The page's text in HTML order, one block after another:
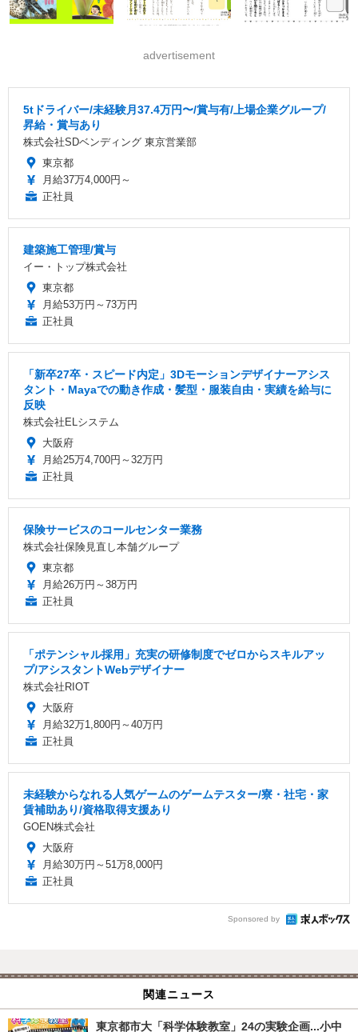
advertisement
5tドライバー/未経験月37.4万円〜/賞与有/上場企業グループ/
昇給・賞与あり
株式会社SDベンディング 東京営業部
東京都
月給37万4,000円～
正社員
建築施工管理/賞与
イー・トップ株式会社
東京都
月給53万円～73万円
正社員
「新卒27卒・スピード内定」3Dモーションデザイナーアシス
タント・Mayaでの動き作成・髪型・服装自由・実績を給与に
反映
株式会社ELシステム
大阪府
月給25万4,700円～32万円
正社員
保険サービスのコールセンター業務
株式会社保険見直し本舗グループ
東京都
月給26万円～38万円
正社員
「ポテンシャル採用」充実の研修制度でゼロからスキルアッ
プ/アシスタントWebデザイナー
株式会社RIOT
大阪府
月給32万1,800円～40万円
正社員
未経験からなれる人気ゲームのゲームテスター/寮・社宅・家
賃補助あり/資格取得支援あり
GOEN株式会社
大阪府
月給30万円～51万8,000円
正社員
Sponsored by
関連ニュース
東京都市大「科学体験教室」24の実験企画...小中